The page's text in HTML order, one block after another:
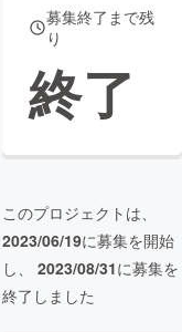
募集終了まで残
り
終了
このプロジェクトは、
2023/06/19に募集を開始
し、 2023/08/31に募集を
終了しました